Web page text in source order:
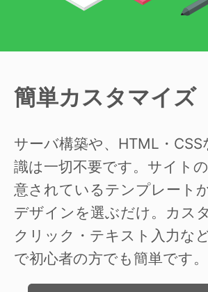
簡単カスタマイズ
サーバ構築や、HTML・CSS
識は一切不要です。サイト
意されているテンプレート
デザインを選ぶだけ。カス
クリック・テキスト入力な
で初心者の方でも簡単です。